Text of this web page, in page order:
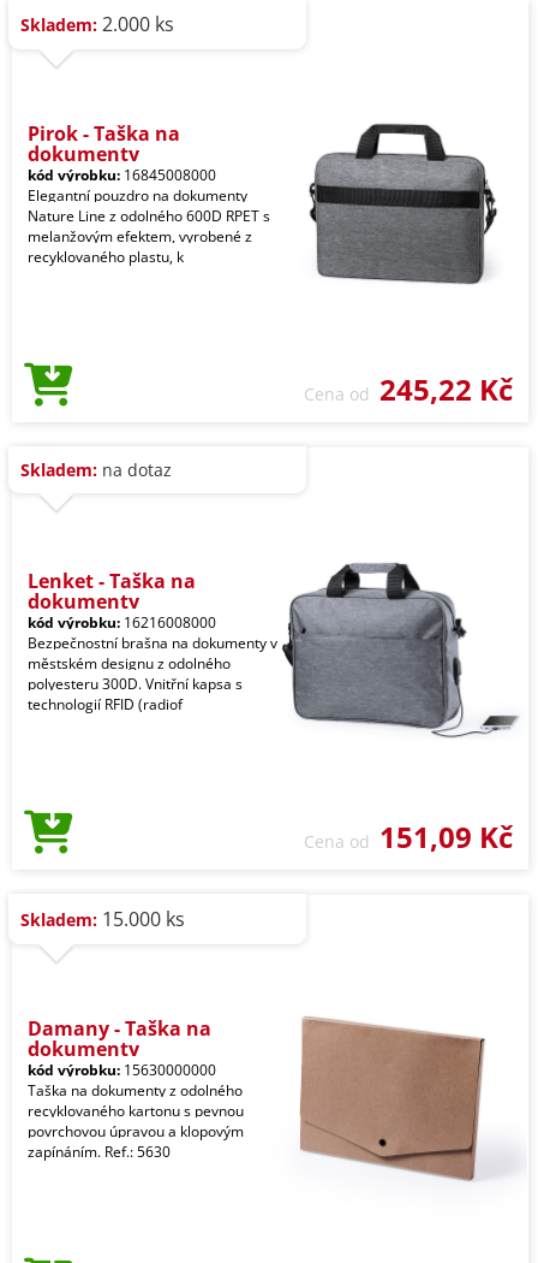
Skladem: 2.000 ks
Pirok - Taška na
dokumenty
kód výrobku: 16845008000
Elegantní pouzdro na dokumenty
Nature Line z odolného 600D RPET s
melanžovým efektem, vyrobené z
recyklovaného plastu, k
Cena od 245,22 Kč
Skladem: na dotaz
Lenket - Taška na
dokumenty
kód výrobku: 16216008000
Bezpečnostní brašna na dokumenty v
městském designu z odolného
polyesteru 300D. Vnitřní kapsa s
technologií RFID (radiof
Cena od 151,09 Kč
Skladem: 15.000 ks
Damany - Taška na
dokumenty
kód výrobku: 15630000000
Taška na dokumenty z odolného
recyklovaného kartonu s pevnou
povrchovou úpravou a klopovým
zapínáním. Ref.: 5630